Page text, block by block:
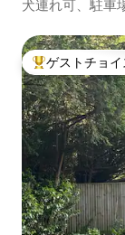
犬連れ可、駐車
大好評のゲスト
ゲストチョイ